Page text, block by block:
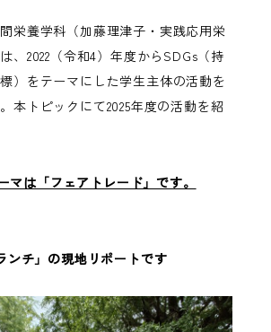
栄養学科（加藤理津子・実践応用栄
、2022（令和4）年度からSDGs（持
）をテーマにした学生主体の活動を
本トピックにて2025年度の活動を紹
マは「フェアトレード」です。
ンチ」の現地リポートです